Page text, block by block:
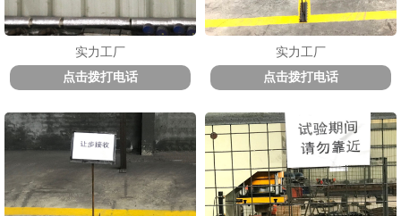
实力工厂
点击拨打电话
实力工厂
点击拨打电话